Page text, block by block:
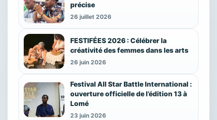
précise
26 juillet 2026
FESTIFÉES 2026 : Célébrer la
créativité des femmes dans les arts
26 juin 2026
Festival All Star Battle International :
ouverture officielle de l’édition 13 à
Lomé
23 juin 2026